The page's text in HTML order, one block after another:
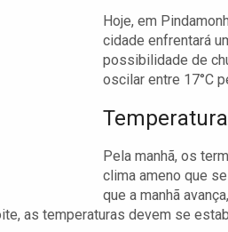
Hoje, em
cidade enfrentará
possibilidade de
oscilar entre 17°C
Pela manhã, os
clima ameno que
que a manhã
as temperaturas devem se